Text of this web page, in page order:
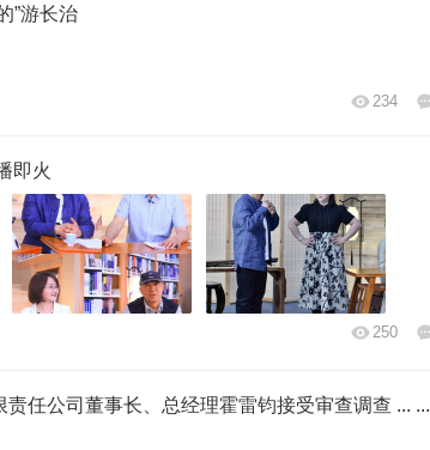
”游长治
234
即火
250
任公司董事长、总经理霍雷钧接受审查调查 ... ...